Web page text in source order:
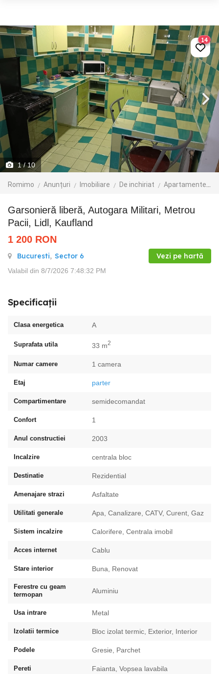
1/ 10
Romimo Anunțuri Imobiliare De inchiriat Apartamente de inchiriat
14
Garsonieră liberă, Autogara Militari, Metrou
Pacii, Lidl, Kaufland
1 200 RON
Bucuresti, Sector 6 Vezi pe hartă
Valabil din 8/7/2026 7:48:32 PM
Specificații
Clasa energetica A
Suprafata utila 33 m2
Numar camere 1 camera
Etaj parter
Compartimentare semidecomandat
Confort 1
Anul constructiei 2003
Incalzire centrala bloc
Destinatie Rezidential
Amenajare strazi Asfaltate
Utilitati generale Apa, Canalizare, CATV, Curent, Gaz
Sistem incalzire Calorifere, Centrala imobil
Acces internet Cablu
Stare interior Buna, Renovat
Ferestre cu geam
termopan
Aluminiu
Usa intrare Metal
Izolatii termice Bloc izolat termic, Exterior, Interior
Podele Gresie, Parchet
Pereti Faianta, Vopsea lavabila